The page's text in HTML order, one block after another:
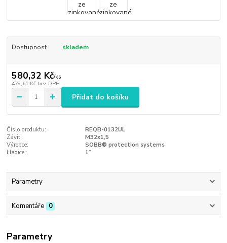
Dostupnost skladem
580,32 Kč/ks
479,61 Kč bez DPH
Přidat do košíku
Číslo produktu:
REQB-0132UL
Závit:
M32x1,5
Výrobce:
SOBB® protection systems
Hadice:
1“
Parametry
Komentáře 0
Parametry